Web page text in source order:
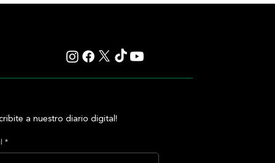
a nuestro diario digital!
*